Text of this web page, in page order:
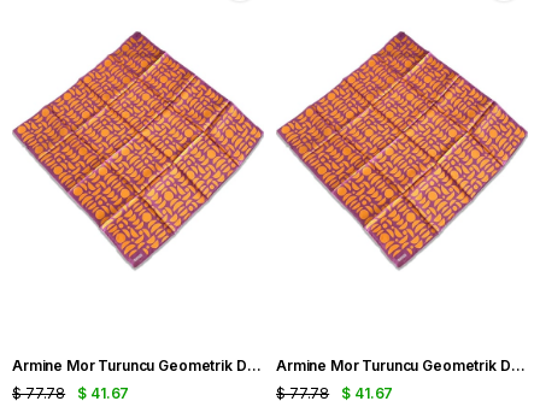
Armine Mor Turuncu Geometrik Desen Sura İpek Eşarp 9174 - 36
$ 41.67
$ 77.78
Armine Mor Turuncu Geometrik Desen Tivil İpek Eşarp 9174 - 36
$ 41.67
$ 77.78